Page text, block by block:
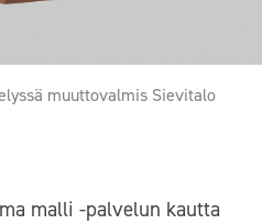
muuttovalmis Sievitalo
malli -palvelun kautta